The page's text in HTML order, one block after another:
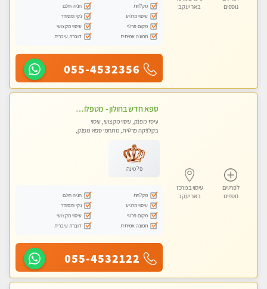
נוספים
באר יעקב
מקלחת
חניה חינם
עיסוי מרגיע
נקי ומסודר
מקום פרטי
עיסוי מקצועי
תמונה אמיתית
דוברת עיברית
055-4532356
לפרטים
נוספים
עיסוי במרכז
באר יעקב
ספא חדש בחולון - מטפלות מקצועיות ברמה גבוהה מומלץ מאוד !!! . . highly recommended..new in the city -אין פרטים נוספים במקום -ללא מין !!ממתינה לך שתגיע
עיסוי מפנק, עיסוי מקצועי, עיסוי
בקלניקה פרטית, מתחמי ספא מפנק,
פלטינה
מקלחת
חניה חינם
עיסוי מרגיע
נקי ומסודר
מקום פרטי
עיסוי מקצועי
תמונה אמיתית
דוברת עיברית
055-4532122